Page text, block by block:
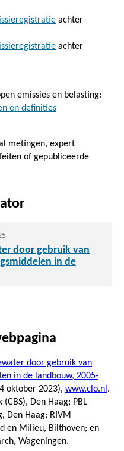
achter
achter
emissies en belasting:
en definities
metingen, expert
of gepubliceerde
door gebruik van
in de
door gebruik van
in de landbouw, 2005-
oktober 2023), www.clo.nl .
Den Haag; PBL
Den Haag; RIVM
en Milieu, Bilthoven; en
Wageningen.